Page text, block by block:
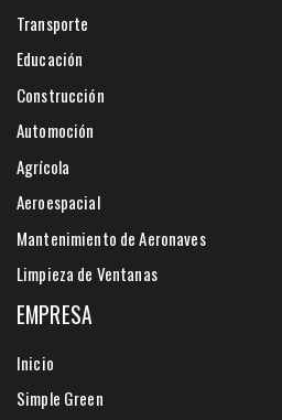
Transporte
Educación
Construcción
Automoción
Agrícola
Aeroespacial
Mantenimiento de Aeronaves
Limpieza de Ventanas
EMPRESA
Inicio
Simple Green